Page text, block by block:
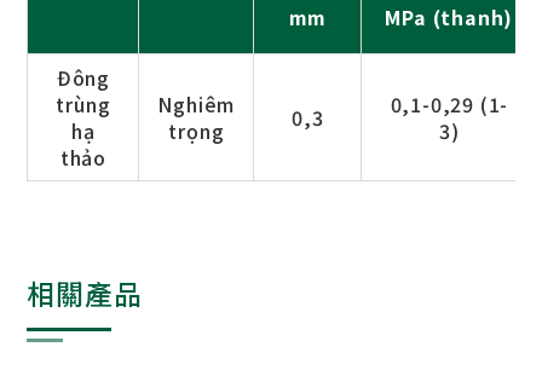
mm MPa (thanh)
Đông
trùng
hạ
thảo
Nghiêm
trọng
0,3
0,1-0,29 (1-
3)
相關產品